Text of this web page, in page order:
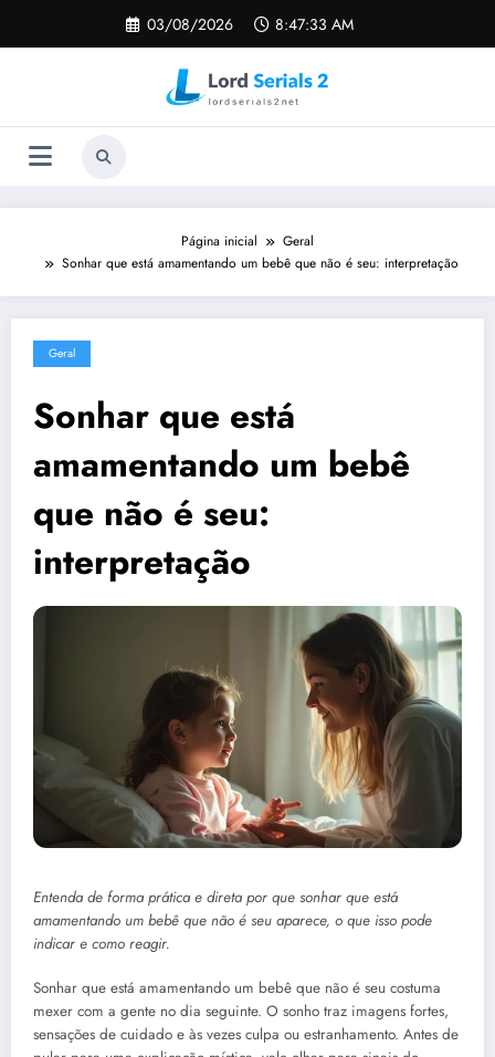
o
03/08/2026 8:47:34 AM
Página inicial
Geral
Sonhar que está amamentando um bebê que não é seu: interpretação
Geral
Sonhar que está
amamentando um bebê
que não é seu:
interpretação
Entenda de forma prática e direta por que sonhar que está
amamentando um bebê que não é seu aparece, o que isso pode
indicar e como reagir.
Sonhar que está amamentando um bebê que não é seu costuma
mexer com a gente no dia seguinte. O sonho traz imagens fortes,
sensações de cuidado e às vezes culpa ou estranhamento. Antes de